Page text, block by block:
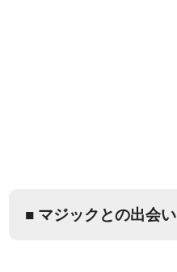
■ マジックとの出会い